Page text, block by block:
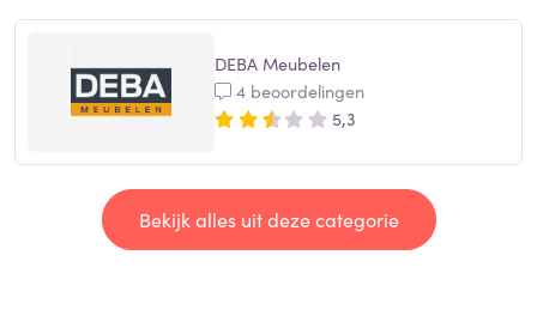
DEBA Meubelen
4 beoordelingen
5,3
Bekijk alles uit deze categorie